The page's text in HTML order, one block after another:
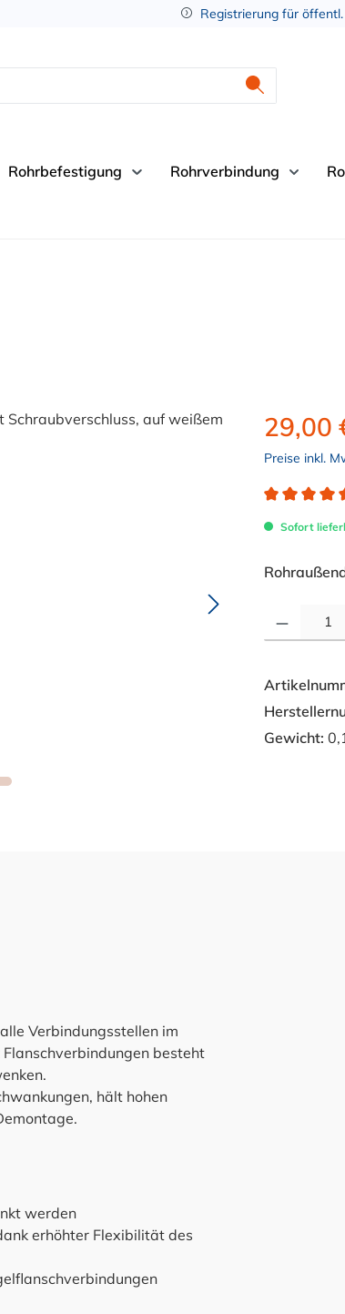
Registrierung für
Rohrbefestigung Rohrverbindung
29,00
Preise inkl.
Sofort
Gewicht:
Verbindungsstellen im
besteht
hält hohen
werden
erhöhter Flexibilität des